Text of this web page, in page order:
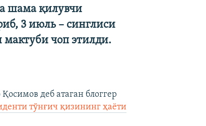
шама қилувчи
3 июль – синглиси
мактуби чоп этилди.
деб атаган блоггер
тўнғич қизининг ҳаëти